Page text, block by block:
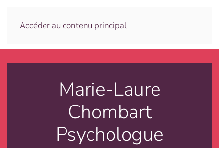
Accéder au contenu principal
Marie-Laure
Chombart
Psychologue